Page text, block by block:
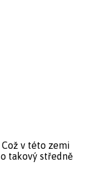
v této zemi
takový středně